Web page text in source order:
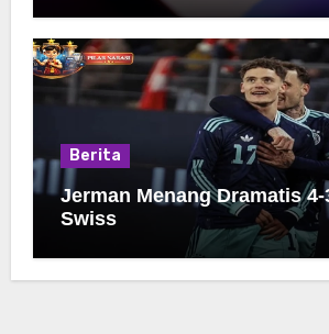
Berita
Jerman Menang Dramatis
Swiss